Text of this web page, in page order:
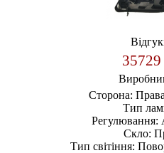
Сторона:
Тип
Регулювання:
Скло:
Тип світіння: